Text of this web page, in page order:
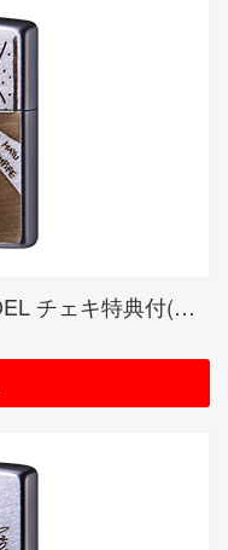
EMPiRE MAYU デザイン MODEL チェキ特典付(受注生産限定品)